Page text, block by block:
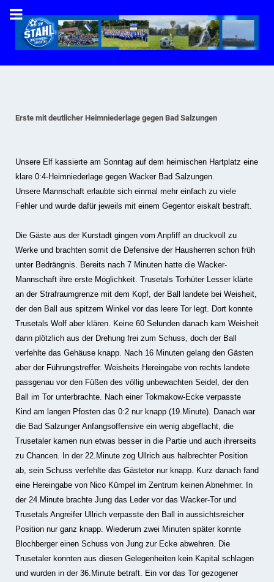
Erste mit deutlicher Heimniederlage gegen Bad Salzungen
Unsere Elf kassierte am Sonntag auf dem heimischen Hartplatz eine
klare 0:4-Heimniederlage gegen Wacker Bad Salzungen.
Unsere Mannschaft erlaubte sich einmal mehr einfach zu viele
Fehler und wurde dafür jeweils mit einem Gegentor eiskalt bestraft.
Die Gäste aus der Kurstadt gingen vom Anpfiff an druckvoll zu
Werke und brachten somit die Defensive der Hausherren schon früh
unter Bedrängnis. Bereits nach 7 Minuten hatte die Wacker-
Mannschaft ihre erste Möglichkeit. Trusetals Torhüter Lesser klärte
an der Strafraumgrenze mit dem Kopf, der Ball landete bei Weisheit,
der den Ball aus spitzem Winkel vor das leere Tor legt. Dort konnte
Trusetals Wolf aber klären. Keine 60 Selunden danach kam Weisheit
dann plötzlich aus der Drehung frei zum Schuss, doch der Ball
verfehlte das Gehäuse knapp. Nach 16 Minuten gelang den Gästen
aber der Führungstreffer. Weisheits Hereingabe von rechts landete
passgenau vor den Füßen des völlig unbewachten Seidel, der den
Ball im Tor unterbrachte. Nach einer Tokmakow-Ecke verpasste
Kind am langen Pfosten das 0:2 nur knapp (19.Minute). Danach war
die Bad Salzunger Anfangsoffensive ein wenig abgeflacht, die
Trusetaler kamen nun etwas besser in die Partie und auch ihrerseits
zu Chancen. In der 22.Minute zog Ullrich aus halbrechter Position
ab, sein Schuss verfehlte das Gästetor nur knapp. Kurz danach fand
eine Hereingabe von Nico Kümpel im Zentrum keinen Abnehmer. In
der 24.Minute brachte Jung das Leder vor das Wacker-Tor und
Trusetals Angreifer Ullrich verpasste den Ball in aussichtsreicher
Position nur ganz knapp. Wiederum zwei Minuten später konnte
Blochberger einen Schuss von Jung zur Ecke abwehren. Die
Trusetaler konnten aus diesen Gelegenheiten kein Kapital schlagen
und wurden in der 36.Minute betraft. Ein vor das Tor gezogener